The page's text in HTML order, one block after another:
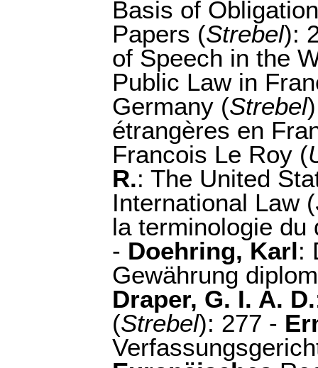
Basis of
Papers (Strebel):
of Speech in the
Public Law in
Germany (Strebel
étrangères en
Francois Le Roy (
R.: The United
International Law (
la terminologie du
- Doehring, Karl:
Gewährung
Draper, G. I. A. D.
(Strebel): 277 -